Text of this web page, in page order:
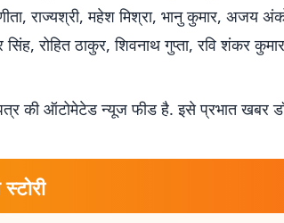
राज्यश्री, महेश मिश्रा, भानु कुमार, अजय
सिंह, रोहित ठाकुर, शिवनाथ गुप्ता, रवि शंकर
की ऑटोमेटेड न्यूज फीड है. इसे प्रभात खबर